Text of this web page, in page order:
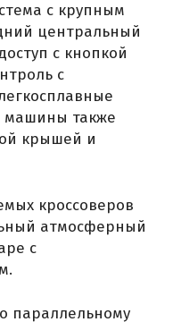
с крупным
центральный
с кнопкой
с
машины также
крышей и
кроссоверов
атмосферный
с
параллельному